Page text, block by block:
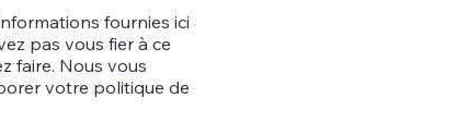
fournies ici
pas vous fier à ce
faire. Nous vous
votre politique de